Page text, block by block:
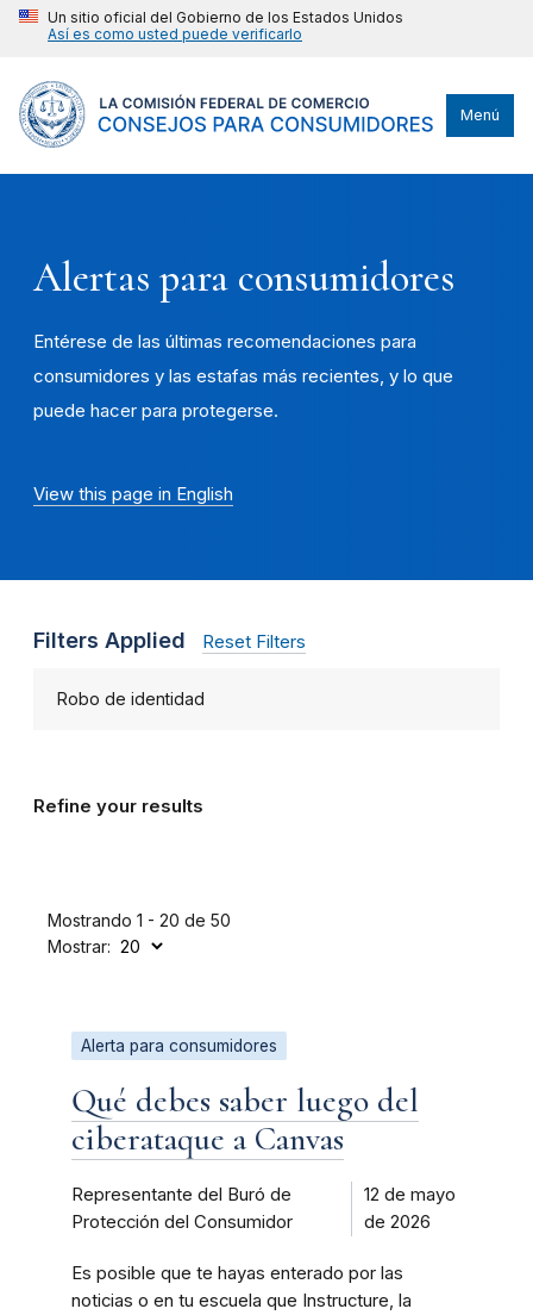
Un sitio oficial del Gobierno de los Estados Unidos
Así es como usted puede verificarlo
Menú
Alertas para consumidores
Entérese de las últimas recomendaciones para
consumidores y las estafas más recientes, y lo que
puede hacer para protegerse.
View this page in English
Filters Applied Reset Filters
Robo de identidad
Refine your results
Mostrando 1 - 20 de 50
Mostrar:
Alerta para consumidores
Qué debes saber luego del
ciberataque a Canvas
Representante del Buró de
Protección del Consumidor
12 de mayo
de 2026
Es posible que te hayas enterado por las
noticias o en tu escuela que Instructure, la